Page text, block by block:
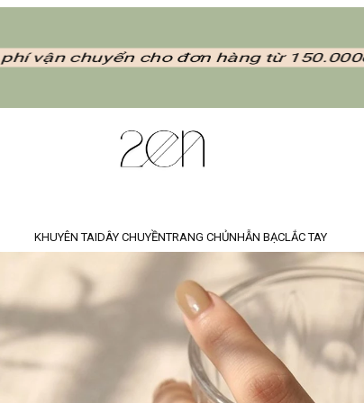
Miễn phí vận chuyển cho đơn hàng từ 150.000đ
KHUYÊN TAIDÂY CHUYỀNTRANG CHỦNHẪN BẠCLẮC TAY